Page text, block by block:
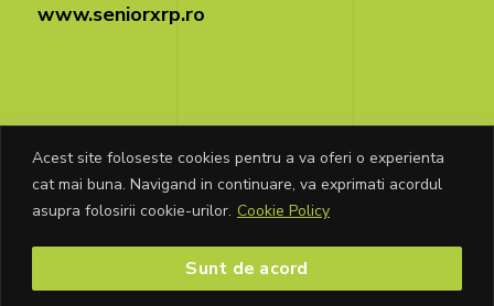
Acest site foloseste cookies pentru a va oferi o experienta
cat mai buna. Navigand in continuare, va exprimati acordul
asupra folosirii cookie-urilor. Cookie Policy
Sunt de acord
www.seniorxrp.ro
© Copyright Senior Software 2026. Toate
drepturile rezervate.